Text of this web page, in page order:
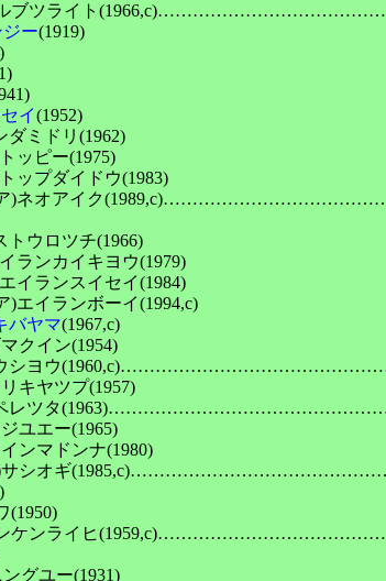
ルブツライト
ー(1919)
イ(1952)
ミドリ(1962)
ッピー(1975)
プダイドウ(1983)
ア)ネオアイク
　　　　　　　　　　　　　　　　　　　
ウロツチ(1966)
ンカイキヨウ(1979)
ランスイセイ(1984)
イランボーイ(1994,c)
バヤマ(1967,c)
クイン(1954)
ウシヨウ
キヤツプ(1957)
ペレツタ
ユエー(1965)
マドンナ(1980)
)サシオギ
ンケンライヒ
ユー(1931)